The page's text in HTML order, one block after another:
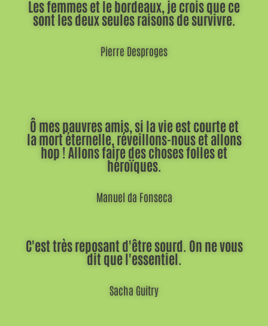
Les femmes et le bordeaux, je crois que ce
sont les deux seules raisons de survivre.
Pierre Desproges
Ô mes pauvres amis, si la vie est courte et
la mort éternelle, réveillons-nous et allons
hop ! Allons faire des choses folles et
héroïques.
Manuel da Fonseca
C'est très reposant d'être sourd. On ne vous
dit que l'essentiel.
Sacha Guitry